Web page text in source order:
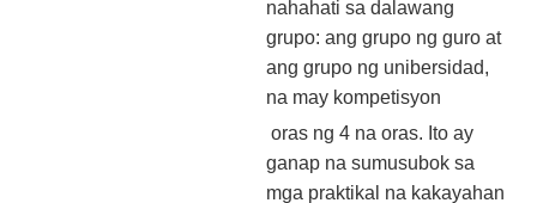
nahahati sa dalawang
grupo: ang grupo ng guro at
ang grupo ng unibersidad,
na may kompetisyon
oras ng 4 na oras. Ito ay
ganap na sumusubok sa
mga praktikal na kakayahan